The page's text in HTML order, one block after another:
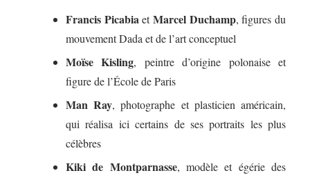
Francis PicabiaetMarcel Duchamp, figures du
mouvement Dada et de l’art conceptuel
Moïse Kisling, peintre d’origine polonaise et
figure de l’École de Paris
Man Ray, photographe et plasticien américain,
qui réalisa ici certains de ses portraits les plus
célèbres
Kiki de Montparnasse, modèle et égérie des